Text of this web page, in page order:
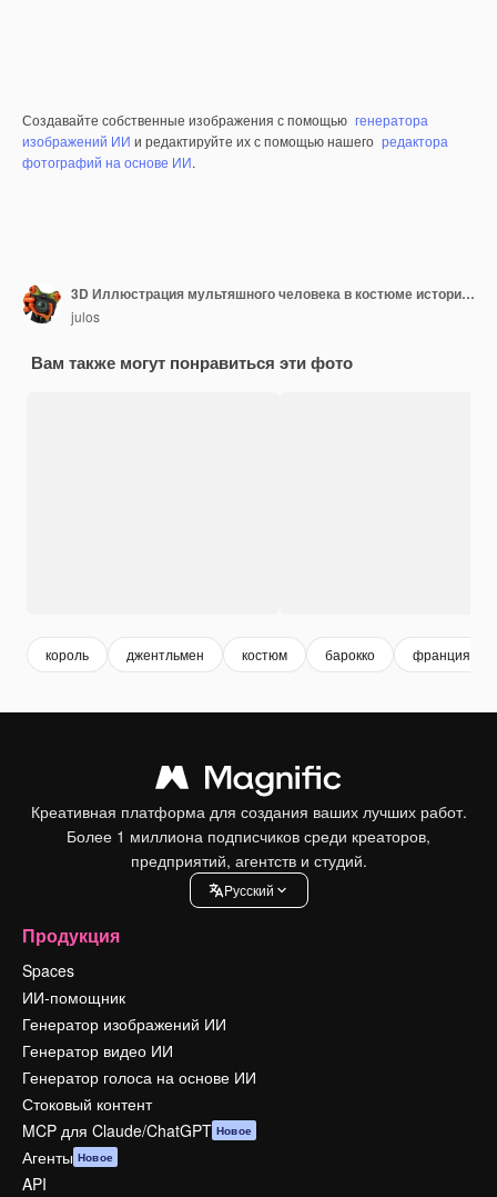
Создавайте собственные изображения с помощью генератора
изображений ИИ и редактируйте их с помощью нашего редактора
фотографий на основе ИИ.
3D Иллюстрация мультяшного человека в костюме исторического барокко
julos
Вам также могут понравиться эти фото
король джентльмен костюм барокко франция
Креативная платформа для создания ваших лучших работ.
Более 1 миллиона подписчиков среди креаторов,
предприятий, агентств и студий.
Pусский
Продукция
Spaces
ИИ-помощник
Генератор изображений ИИ
Генератор видео ИИ
Генератор голоса на основе ИИ
Стоковый контент
MCP для Claude/ChatGPT Новое
Агенты Новое
API